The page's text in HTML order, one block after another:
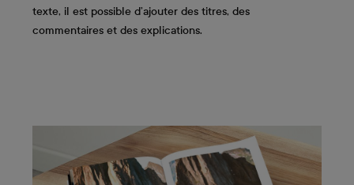
texte, il est possible d’ajouter des titres, des
commentaires et des explications.